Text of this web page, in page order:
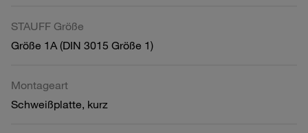
STAUFF Größe
Größe 1A (DIN 3015 Größe 1)
Montageart
Schweißplatte, kurz